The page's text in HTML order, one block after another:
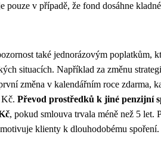
pouze v případě, že fond dosáhne
také jednorázovým poplatkům,
situacích. Například za změnu
změna v kalendářním roce zdarma,
Kč. Převod prostředků k jiné penzijní
, pokud smlouva trvala méně než 5 let.
klienty k dlouhodobému spoření.